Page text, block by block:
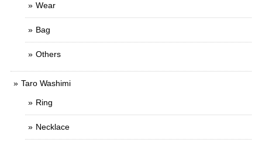
Wear
Bag
Others
Taro Washimi
Ring
Necklace